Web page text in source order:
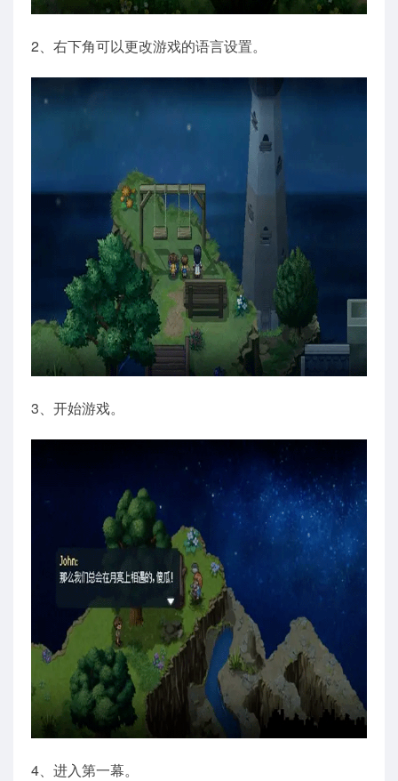
2、右下角可以更改游戏的语言设置。
3、开始游戏。
4、进入第一幕。